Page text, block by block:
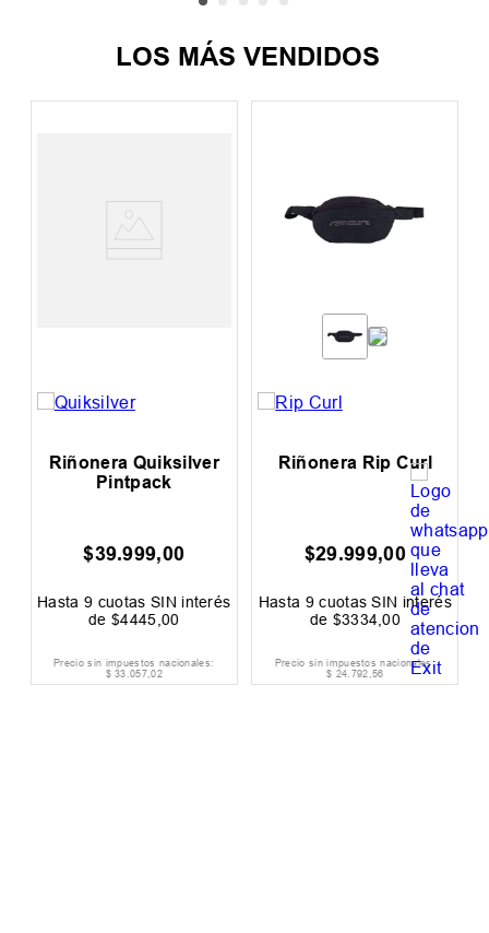
LOS MÁS VENDIDOS
Riñonera Quiksilver
Pintpack
$39.999,00
Hasta 9 cuotas SIN interés
de $4445 00
Precio sin impuestos nacionales:
$ 33.057,02
Riñonera Rip Curl
$29.999,00
Hasta 9cuotas SIN interés
de $3334 ,00
Precio sin impuestos nacionales:
$ 24.792,56